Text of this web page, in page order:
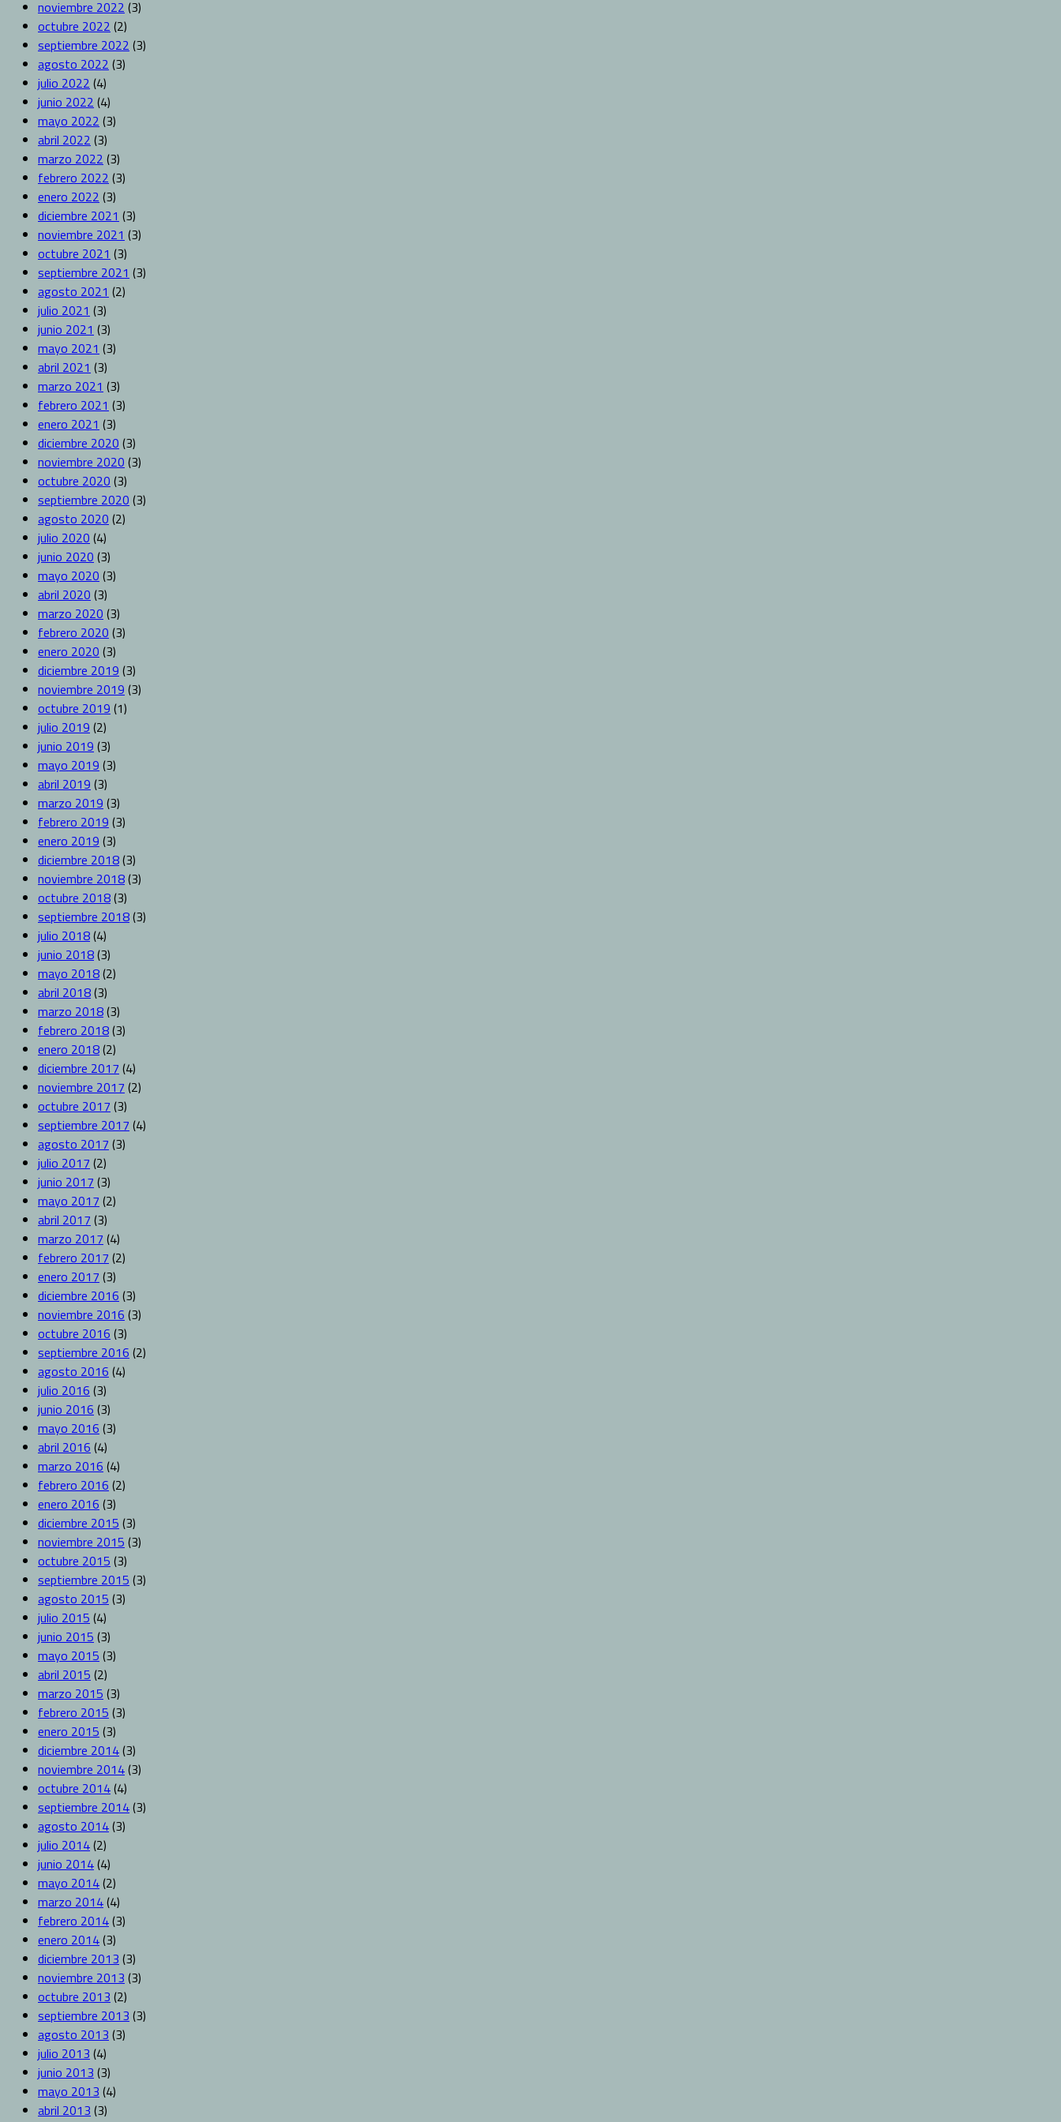
noviembre 2022 (3)
octubre 2022 (2)
septiembre 2022 (3)
agosto 2022 (3)
julio 2022 (4)
junio 2022 (4)
mayo 2022 (3)
abril 2022 (3)
marzo 2022 (3)
febrero 2022 (3)
enero 2022 (3)
diciembre 2021 (3)
noviembre 2021 (3)
octubre 2021 (3)
septiembre 2021 (3)
agosto 2021 (2)
julio 2021 (3)
junio 2021 (3)
mayo 2021 (3)
abril 2021 (3)
marzo 2021 (3)
febrero 2021 (3)
enero 2021 (3)
diciembre 2020 (3)
noviembre 2020 (3)
octubre 2020 (3)
septiembre 2020 (3)
agosto 2020 (2)
julio 2020 (4)
junio 2020 (3)
mayo 2020 (3)
abril 2020 (3)
marzo 2020 (3)
febrero 2020 (3)
enero 2020 (3)
diciembre 2019 (3)
noviembre 2019 (3)
octubre 2019 (1)
julio 2019 (2)
junio 2019 (3)
mayo 2019 (3)
abril 2019 (3)
marzo 2019 (3)
febrero 2019 (3)
enero 2019 (3)
diciembre 2018(3)
noviembre 2018(3)
octubre 2018(3)
septiembre 2018(3)
julio 2018(4)
junio 2018(3)
mayo 2018(2)
abril 2018(3)
marzo 2018(3)
febrero 2018(3)
enero 2018(2)
diciembre 2017 (4)
noviembre 2017 (2)
octubre 2017 (3)
septiembre 2017 (4)
agosto 2017 (3)
julio 2017 (2)
junio 2017 (3)
mayo 2017 (2)
abril 2017 (3)
marzo 2017 (4)
febrero 2017 (2)
enero 2017 (3)
diciembre 2016 (3)
noviembre 2016 (3)
octubre 2016 (3)
septiembre 2016 (2)
agosto 2016 (4)
julio 2016 (3)
junio 2016 (3)
mayo 2016 (3)
abril 2016 (4)
marzo 2016 (4)
febrero 2016 (2)
enero 2016 (3)
diciembre 2015 (3)
noviembre 2015 (3)
octubre 2015 (3)
septiembre 2015 (3)
agosto 2015 (3)
julio 2015 (4)
junio 2015 (3)
mayo 2015 (3)
abril 2015 (2)
marzo 2015 (3)
febrero 2015 (3)
enero 2015 (3)
diciembre 2014(3)
noviembre 2014(3)
octubre 2014(4)
septiembre 2014(3)
agosto 2014(3)
julio 2014(2)
junio 2014(4)
mayo 2014(2)
marzo 2014(4)
febrero 2014(3)
enero 2014(3)
diciembre 2013 (3)
noviembre 2013 (3)
octubre 2013 (2)
septiembre 2013 (3)
agosto 2013 (3)
julio 2013 (4)
junio 2013 (3)
mayo 2013 (4)
abril 2013 (3)